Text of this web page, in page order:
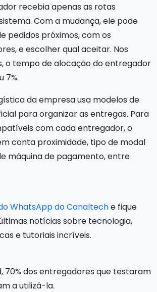
recebia apenas as rotas
Com a mudança, ele pode
pedidos próximos, com os
e escolher qual aceitar. Nos
o tempo de alocação do entregador
7%.
da empresa usa modelos de
para organizar as entregas. Para
com cada entregador, o
conta proximidade, tipo de modal
máquina de pagamento, entre
WhatsApp do Canalteche fique
notícias sobre tecnologia,
e tutoriais incríveis.
70% dos entregadores que testaram
a utilizá-la.